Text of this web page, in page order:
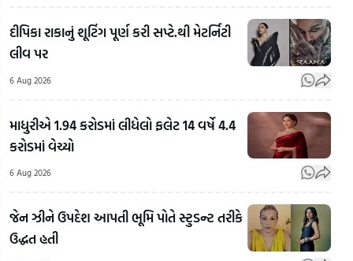
દીપિકા રાકાનું શૂટિંગ પૂર્ણ કરી સપ્ટે.થી મેટર્નિટી
લીવ પર
6 Aug 2026
માધુરીએ 1.94 કરોડમાં લીધેલો ફલેટ 14 વર્ષે 4.4
કરોડમાં વેચ્યો
6 Aug 2026
જેન ઝીને ઉપદેશ આપતી ભૂમિ પોતે સ્ટુડન્ટ તરીકે
ઉદ્ધત હતી
RSS
Chief
Bhagwat
On
LGBTQ:
જેના પર